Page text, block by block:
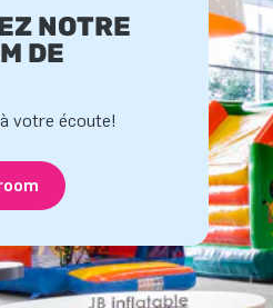
NOTRE
DE
votre écoute!